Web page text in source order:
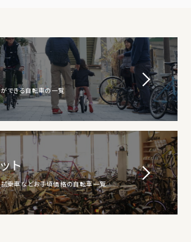
できる自転車の一覧
ト
試乗車などお手頃価格の自転車一覧